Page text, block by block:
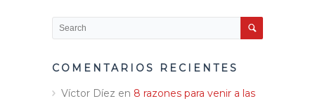
COMENTARIOS RECIENTES
Víctor Díez en 8 razones para venir a las